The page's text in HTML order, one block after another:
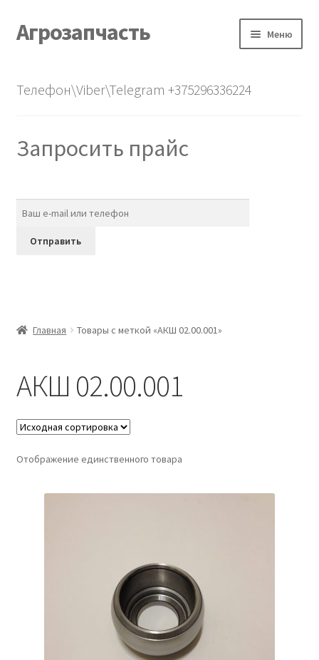
Перейти
к
Перейти
к
Агрозапчасть Меню
О нас
Телефон\Viber\Telegram +375296336224
Запросить прайс
Главная Товары с меткой «АКШ 02.00.001»
АКШ 02.00.001
Отображение единственного товара